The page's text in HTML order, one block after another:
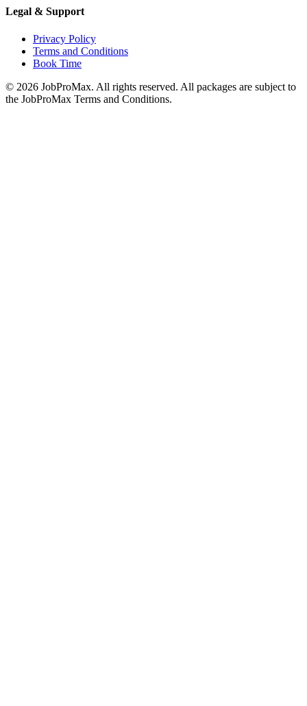
Legal & Support
Privacy Policy
Terms and Conditions
Book Time
© 2026 JobProMax. All rights reserved. All packages are subject to
the JobProMax Terms and Conditions.